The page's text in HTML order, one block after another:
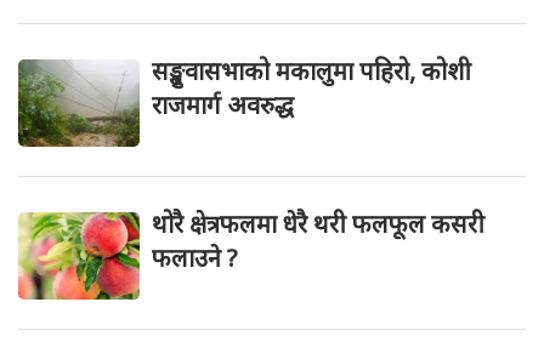
सङ्खुवासभाको मकालुमा पहिरो, कोशी
राजमार्ग अवरुद्ध
थोरै क्षेत्रफलमा धेरै थरी फलफूल कसरी
फलाउने ?